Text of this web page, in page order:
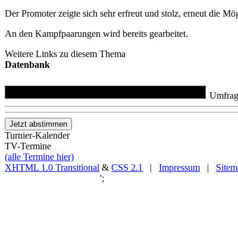
Der Promoter zeigte sich sehr erfreut und stolz, erneut die
An den Kampfpaarungen wird bereits gearbeitet.
Weitere Links zu diesem Thema
Datenbank
Turnier-Kalender
TV-Termine
(alle Termine hier)
XHTML 1.0 Transitional & CSS 2.1 | Impressum |
';